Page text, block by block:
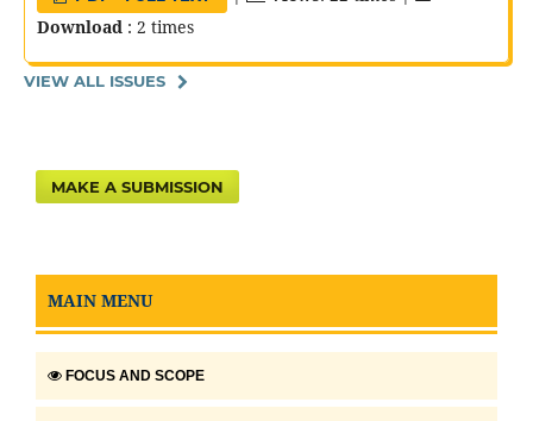
Download: 2 times
VIEW ALL ISSUES
MAKE A SUBMISSION
MAIN MENU
FOCUS AND SCOPE